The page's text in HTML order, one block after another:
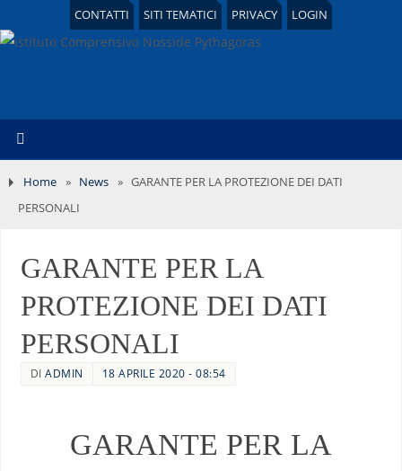
CONTATTI SITI TEMATICI PRIVACY LOGIN
Home » News » GARANTE PER LA PROTEZIONE DEI DATI
PERSONALI
GARANTE PER LA
PROTEZIONE DEI DATI
PERSONALI
DIADMIN 18 APRILE 2020 - 08:54
GARANTE PER LA